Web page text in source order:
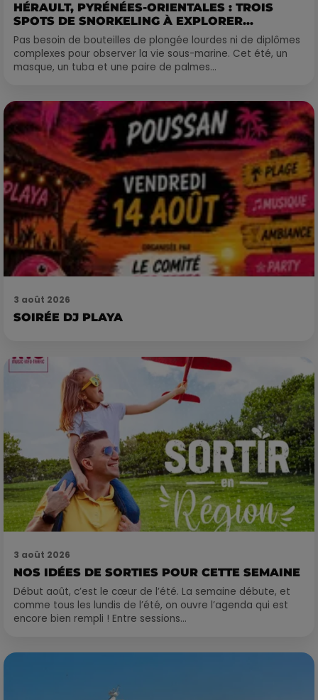
HÉRAULT, PYRÉNÉES-ORIENTALES : TROIS
SPOTS DE SNORKELING À EXPLORER...
Pas besoin de bouteilles de plongée lourdes ni de diplômes
complexes pour observer la vie sous-marine. Cet été, un
masque, un tuba et une paire de palmes...
3 août 2026
SOIRÉE DJ PLAYA
3 août 2026
NOS IDÉES DE SORTIES POUR CETTE SEMAINE
Début août, c’est le cœur de l’été. La semaine débute, et
comme tous les lundis de l’été, on ouvre l’agenda qui est
encore bien rempli ! Entre sessions...